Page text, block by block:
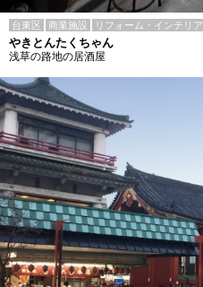
台東区 商業施設 リフォーム・インテリア
やきとんたくちゃん
浅草の路地の居酒屋